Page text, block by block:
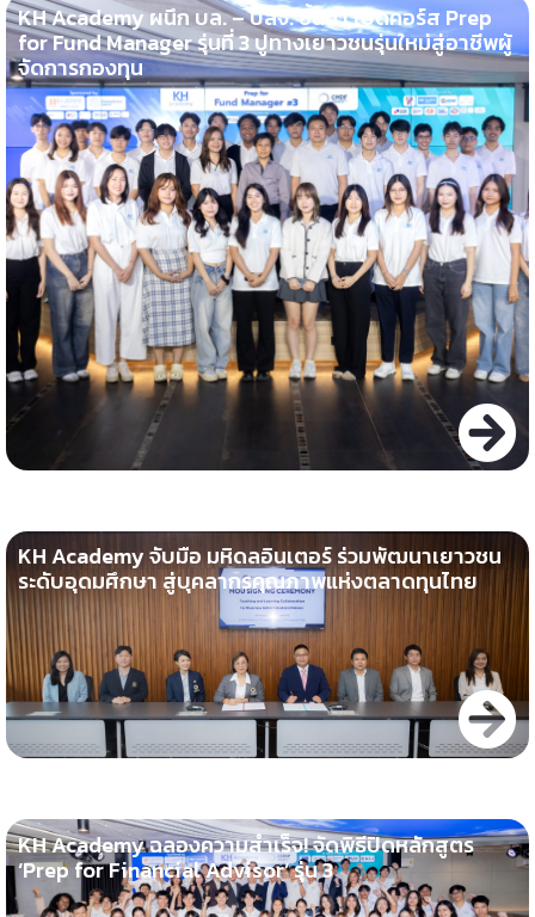
KH Academy ผนึก บล. – บลจ. ชั้นนำ เปิดคอร์ส Prep
for Fund Manager รุ่นที่ 3 ปูทางเยาวชนรุ่นใหม่สู่อาชีพผู้
จัดการกองทุน
KH Academy จับมือ มหิดลอินเตอร์ ร่วมพัฒนาเยาวชน
ระดับอุดมศึกษา สู่บุคลากรคุณภาพแห่งตลาดทุนไทย
KH Academy ฉลองความสำเร็จ! จัดพิธีปิดหลักสูตร
‘Prep for Financial Advisor’ รุ่น 3